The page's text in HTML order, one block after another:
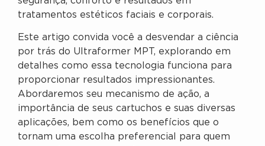
tratamentos estéticos faciais e corporais.
Este artigo convida você a desvendar a ciência
por trás do Ultraformer MPT, explorando em
detalhes como essa tecnologia funciona para
proporcionar resultados impressionantes.
Abordaremos seu mecanismo de ação, a
importância de seus cartuchos e suas diversas
aplicações, bem como os benefícios que o
tornam uma escolha preferencial para quem